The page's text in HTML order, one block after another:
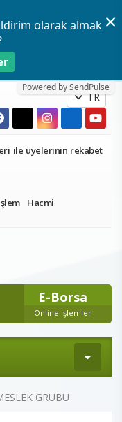
olarak almak
Powered by SendPulse
×
TR
ile üyelerinin rekabet
Hacmi
E-Borsa
Online İşlemler
GRUBU